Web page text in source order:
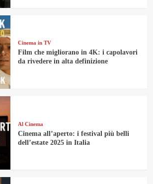
Cinema in TV
Film che migliorano in 4K: i capolavori
da rivedere in alta definizione
Al Cinema
Cinema all’aperto: i festival più belli
dell’estate 2025 in Italia